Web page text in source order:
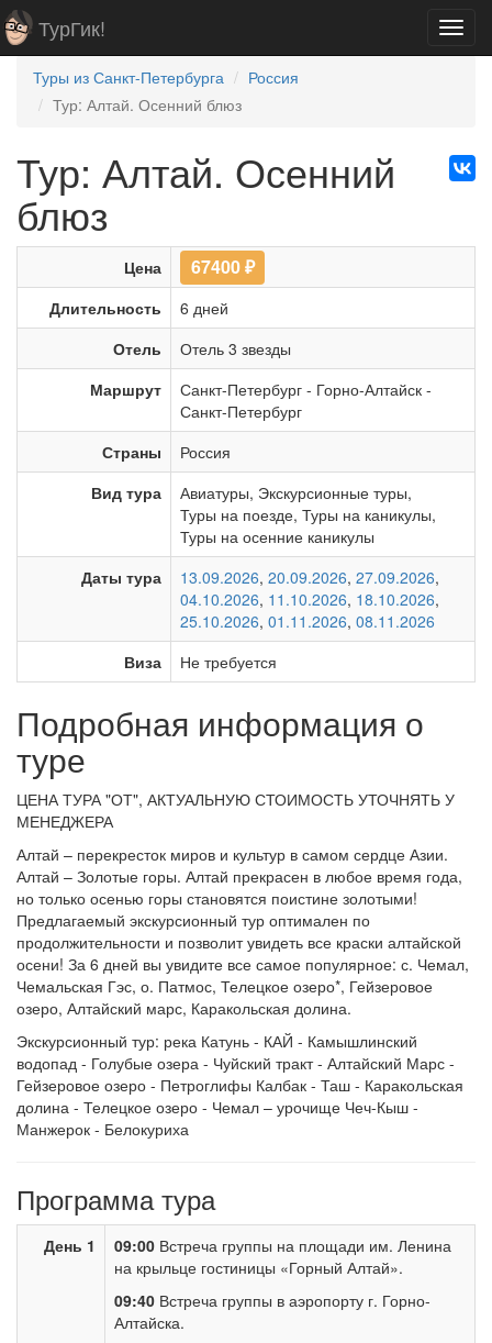
ТурГик!
Туры из Санкт-Петербурга
Россия
Тур: Алтай. Осенний блюз
Тур: Алтай. Осенний
блюз
Цена 67400₽
Длительность
6 дней
Отель
Отель 3 звезды
Маршрут
Санкт-Петербург - Горно-Алтайск -
Санкт-Петербург
Страны
Россия
Вид тура
Авиатуры, Экскурсионные туры,
Туры на поезде, Туры на каникулы,
Туры на осенние каникулы
Даты тура
13.09.2026, 20.09.2026, 27.09.2026,
04.10.2026, 11.10.2026, 18.10.2026,
25.10.2026, 01.11.2026, 08.11.2026
Виза
Не требуется
Подробная информация о
туре
ЦЕНА ТУРА "ОТ", АКТУАЛЬНУЮ СТОИМОСТЬ УТОЧНЯТЬ У
МЕНЕДЖЕРА
Алтай – перекресток миров и культур в самом сердце Азии.
Алтай – Золотые горы. Алтай прекрасен в любое время года,
но только осенью горы становятся поистине золотыми!
Предлагаемый экскурсионный тур оптимален по
продолжительности и позволит увидеть все краски алтайской
осени! За 6 дней вы увидите все самое популярное: с. Чемал,
Чемальская Гэс, о. Патмос, Телецкое озеро*, Гейзеровое
озеро, Алтайский марс, Каракольская долина.
Экскурсионный тур: река Катунь - КАЙ - Камышлинский
водопад - Голубые озера - Чуйский тракт - Алтайский Марс -
Гейзеровое озеро - Петроглифы Калбак - Таш - Каракольская
долина - Телецкое озеро - Чемал – урочище Чеч-Кыш -
Манжерок - Белокуриха
Программа тура
День 1 09:00 Встреча группы на площади им. Ленина
на крыльце гостиницы «Горный Алтай».
09:40 Встреча группы в аэропорту г. Горно-
Алтайска.